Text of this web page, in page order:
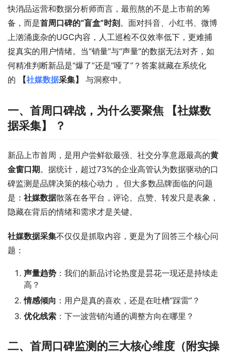
快消品运营和数据分析师而言，最煎熬的不是上市前的筹
备，而是首周口碑的“盲盒”时刻。面对抖音、小红书、微博
上汹涌庞杂的UGC内容，人工巡检不仅效率低下，更难捕
捉真实的用户情绪。当“销量”与“声量”的数据无法对齐，如
何精准判断新品是“爆了”还是“哑了”？答案就藏在系统化
的
【社媒数据采集】 与洞察中。
一、首周口碑战，为什么要聚焦
【社媒数
据采集】
？
新品上市首周，是用户尝鲜欲最强、社交分享意愿最高的黄
金窗口期。据统计，超过73%的企业高管认为数据驱动的口
碑监测是品牌决策的核心动力 。但大多数品牌面临的问题
是： 社媒数据散落在各平台，评论、点赞、转发只是表象，
隐藏在背后的情绪和需求才是关键。
社媒数据采集不仅仅是抓取内容，更是为了回答三个核心问
题：
声量趋势 ：我们的新品讨论热度是昙花一现还是持续走
高？
情感倾向 ：用户是真的喜欢，还是在吐槽“踩雷”？
优化线索 ：下一波营销沟通的调整方向在哪里？
二、首周口碑监测的三大核心维度（附实操